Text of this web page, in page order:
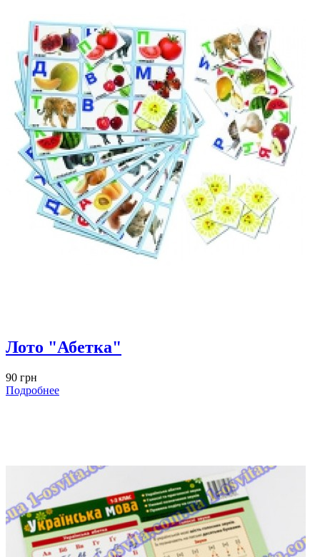
Лото "Абетка"
90 грн
Подробнее